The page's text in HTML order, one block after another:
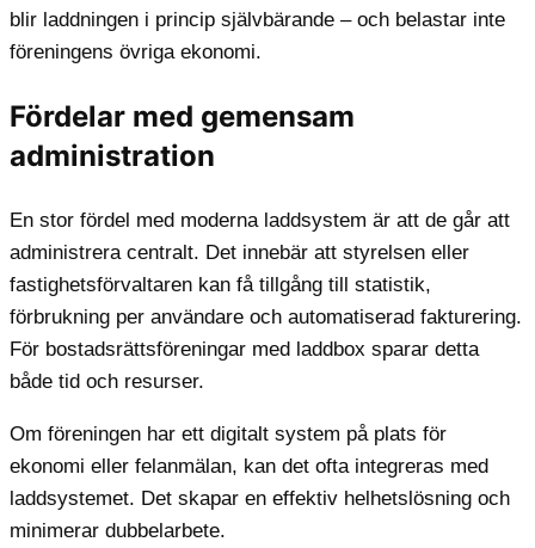
blir laddningen i princip självbärande – och belastar inte
föreningens övriga ekonomi.
Fördelar med gemensam
administration
En stor fördel med moderna laddsystem är att de går att
administrera centralt. Det innebär att styrelsen eller
fastighetsförvaltaren kan få tillgång till statistik,
förbrukning per användare och automatiserad fakturering.
För bostadsrättsföreningar med laddbox sparar detta
både tid och resurser.
Om föreningen har ett digitalt system på plats för
ekonomi eller felanmälan, kan det ofta integreras med
laddsystemet. Det skapar en effektiv helhetslösning och
minimerar dubbelarbete.